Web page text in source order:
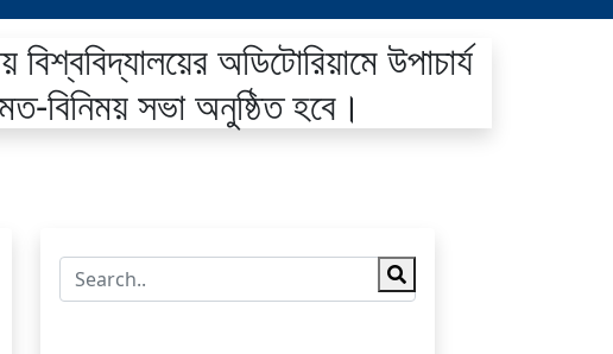
অডিটোরিয়ামে উপাচার্য
বিনিময় সভা অনুষ্ঠিত হবে।